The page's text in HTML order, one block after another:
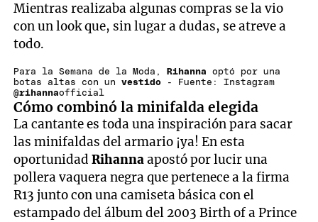
Mientras realizaba algunas compras se la vio
con un look que, sin lugar a dudas, se atreve a
todo.
Para la Semana de la Moda, Rihanna optó por una
botas altas con unvestido - Fuente: Instagram
@rihannaofficial
Cómo combinó la minifalda elegida
La cantante es toda una inspiración para sacar
las minifaldas del armario ¡ya! En esta
oportunidadRihannaapostó por lucir una
pollera vaquera negra que pertenece a la firma
R13 junto con una camiseta básica con el
estampado del álbum del 2003 Birth of a Prince